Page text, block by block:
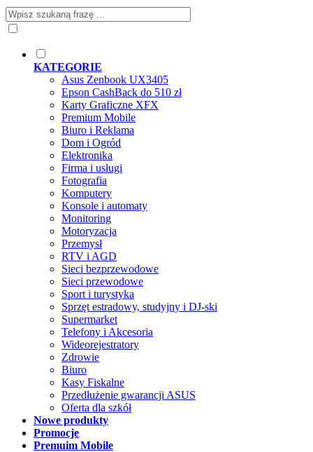
KATEGORIE
Asus Zenbook UX3405
Epson CashBack do 510 zł
Karty Graficzne XFX
Premium Mobile
Biuro i Reklama
Dom i Ogród
Elektronika
Firma i usługi
Fotografia
Komputery
Konsole i automaty
Monitoring
Motoryzacja
Przemysł
RTV i AGD
Sieci bezprzewodowe
Sieci przewodowe
Sport i turystyka
Sprzęt estradowy, studyjny i DJ-ski
Supermarket
Telefony i Akcesoria
Wideorejestratory
Zdrowie
Biuro
Kasy Fiskalne
Przedłużenie gwarancji ASUS
Oferta dla szkół
Nowe produkty
Promocje
Premuim Mobile